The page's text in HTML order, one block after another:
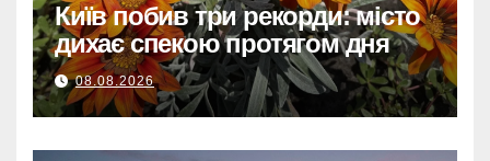
Київ побив три рекорди: місто
дихає спекою протягом дня
08.08.2026